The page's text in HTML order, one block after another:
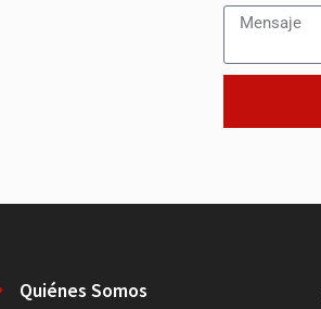
Quiénes Somos